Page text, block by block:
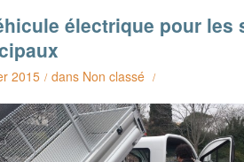
électrique pour les
2015 / dans Non classé /